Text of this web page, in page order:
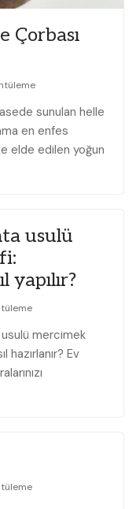
Çorbası
sunulan helle
en enfes
elde edilen yoğun
usulü
yapılır?
usulü mercimek
hazırlanır? Ev